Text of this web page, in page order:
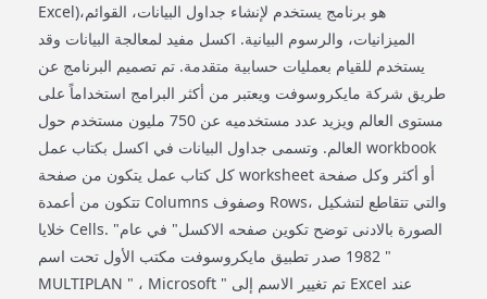
Excel)‏ هو برنامج يستخدم لإنشاء جداول البيانات، القوائم،
الميزانيات، والرسوم البيانية. اكسل مفيد لمعالجة البيانات وقد
يستخدم للقيام بعمليات حسابية متقدمة. تم تصميم البرنامج عن
طريق شركة مايكروسوفت ويعتبر من أكثر البرامج استخداماً على
مستوى العالم ويزيد عدد مستخدميه عن 750 مليون مستخدم حول
العالم. وتسمى جداول البيانات في اكسل بكتاب عمل workbook
كل كتاب عمل يتكون من صفحة worksheet أو أكثر وكل صفحة
تتكون من أعمدة Columns وصفوف Rows، والتي تتقاطع لتشكيل
خلايا Cells. "الصورة بالادنى توضح تكوين صفحه الاكسل" في عام
1982 صدر تطبيق مايكروسوفت مكتب الأول تحت اسم "
MULTIPLAN " ، Microsoft " تم تغيير الاسم إلى Excel عند